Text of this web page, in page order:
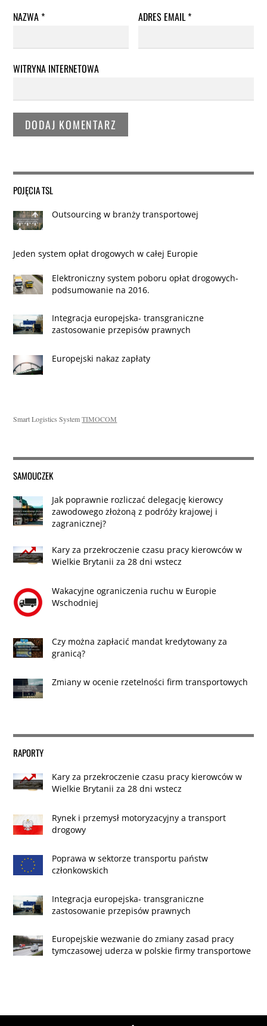
NAZWA* ADRES EMAIL*
WITRYNA INTERNETOWA
POJĘCIA TSL
Outsourcing w branży transportowej
Jeden system opłat drogowych w całej Europie
Elektroniczny system poboru opłat drogowych-
podsumowanie na 2016.
Integracja europejska- transgraniczne
zastosowanie przepisów prawnych
Europejski nakaz zapłaty
Smart Logistics SystemTIMOCOM
SAMOUCZEK
Jak poprawnie rozliczać delegację kierowcy
zawodowego złożoną z podróży krajowej i
zagranicznej?
Kary za przekroczenie czasu pracy kierowców w
Wielkie Brytanii za 28 dni wstecz
Wakacyjne ograniczenia ruchu w Europie
Wschodniej
Czy można zapłacić mandat kredytowany za
granicą?
Zmiany w ocenie rzetelności firm transportowych
RAPORTY
Kary za przekroczenie czasu pracy kierowców w
Wielkie Brytanii za 28 dni wstecz
Rynek i przemysł motoryzacyjny a transport
drogowy
Poprawa w sektorze transportu państw
członkowskich
Integracja europejska- transgraniczne
zastosowanie przepisów prawnych
Europejskie wezwanie do zmiany zasad pracy
tymczasowej uderza w polskie firmy transportowe